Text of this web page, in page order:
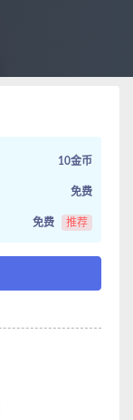
10金币
免费
免费 推荐